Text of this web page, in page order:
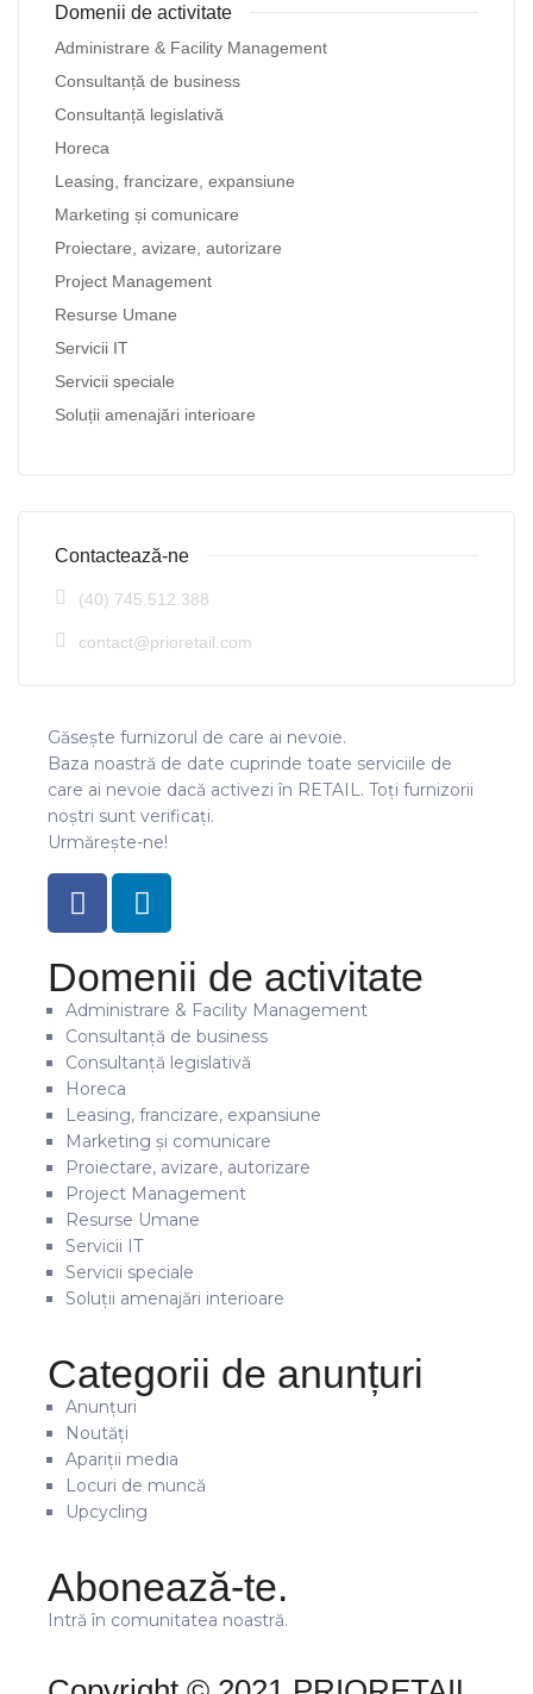
Domenii de activitate
Administrare & Facility Management
Consultanță de business
Consultanță legislativă
Horeca
Leasing, francizare, expansiune
Marketing și comunicare
Proiectare, avizare, autorizare
Project Management
Resurse Umane
Servicii IT
Servicii speciale
Soluții amenajări interioare
Contactează-ne
(40) 745.512.388
contact@prioretail.com
Găsește furnizorul de care ai nevoie.
Baza noastră de date cuprinde toate serviciile de
care ai nevoie dacă activezi în RETAIL. Toți furnizorii
noștri sunt verificați.
Urmărește-ne!
Domenii de activitate
Administrare & Facility Management
Consultanță de business
Consultanță legislativă
Horeca
Leasing, francizare, expansiune
Marketing și comunicare
Proiectare, avizare, autorizare
Project Management
Resurse Umane
Servicii IT
Servicii speciale
Soluții amenajări interioare
Categorii de anunțuri
Anunțuri
Noutăți
Apariții media
Locuri de muncă
Upcycling
Abonează-te.
Intră în comunitatea noastră.